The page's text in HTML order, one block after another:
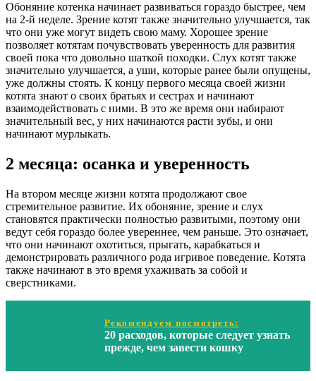
Обоняние котенка начинает развиваться гораздо быстрее, чем
на 2-й неделе. Зрение котят также значительно улучшается, так
что они уже могут видеть свою маму. Хорошее зрение
позволяет котятам почувствовать уверенность для развития
своей пока что довольно шаткой походки. Слух котят также
значительно улучшается, а уши, которые ранее были опущены,
уже должны стоять. К концу первого месяца своей жизни
котята знают о своих братьях и сестрах и начинают
взаимодействовать с ними. В это же время они набирают
значительный вес, у них начинаются расти зубы, и они
начинают мурлыкать.
2 месяца: осанка и уверенность
На втором месяце жизни котята продолжают свое
стремительное развитие. Их обоняние, зрение и слух
становятся практически полностью развитыми, поэтому они
ведут себя гораздо более увереннее, чем раньше. Это означает,
что они начинают охотиться, прыгать, карабкаться и
демонстрировать различного рода игривое поведение. Котята
также начинают в это время ухаживать за собой и
сверстниками.
Рекомендуем посмотреть:
20 расходов, которые следует узнать
прежде, чем завести кошку